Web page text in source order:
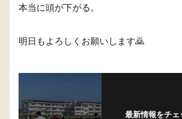
本当に頭が下がる。
明日もよろしくお願いします🙇
最新情報をチェ